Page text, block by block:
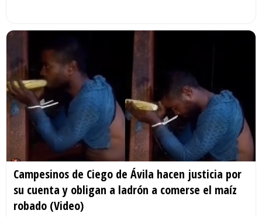
Campesinos de Ciego de Ávila hacen justicia por
su cuenta y obligan a ladrón a comerse el maíz
robado (Video)